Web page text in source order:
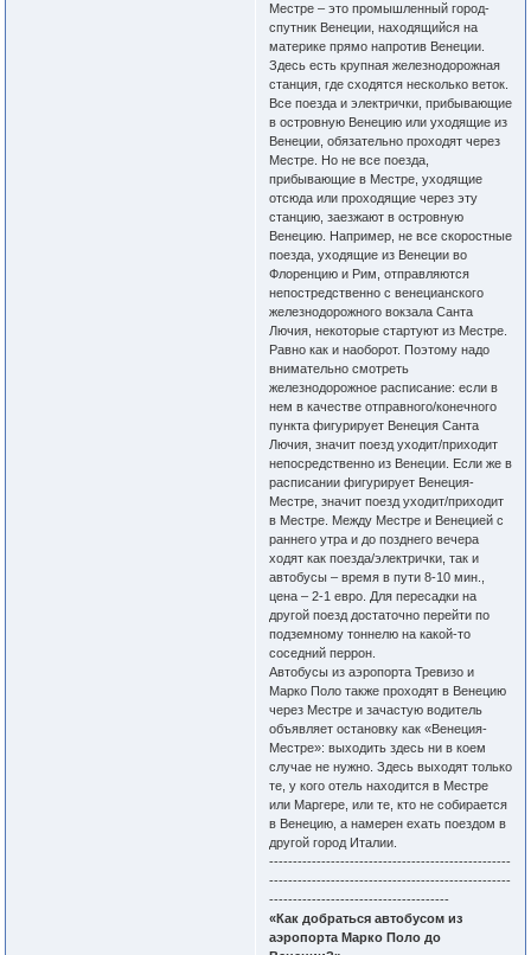
Местре – это промышленный город-
спутник Венеции, находящийся на
материке прямо напротив Венеции.
Здесь есть крупная железнодорожная
станция, где сходятся несколько веток.
Все поезда и электрички, прибывающие
в островную Венецию или уходящие из
Венеции, обязательно проходят через
Местре. Но не все поезда,
прибывающие в Местре, уходящие
отсюда или проходящие через эту
станцию, заезжают в островную
Венецию. Например, не все скоростные
поезда, уходящие из Венеции во
Флоренцию и Рим, отправляются
непостредственно с венецианского
железнодорожного вокзала Санта
Лючия, некоторые стартуют из Местре.
Равно как и наоборот. Поэтому надо
внимательно смотреть
железнодорожное расписание: если в
нем в качестве отправного/конечного
пункта фигурирует Венеция Санта
Лючия, значит поезд уходит/приходит
непосредственно из Венеции. Если же в
расписании фигурирует Венеция-
Местре, значит поезд уходит/приходит
в Местре. Между Местре и Венецией с
раннего утра и до позднего вечера
ходят как поезда/электрички, так и
автобусы – время в пути 8-10 мин.,
цена – 2-1 евро. Для пересадки на
другой поезд достаточно перейти по
подземному тоннелю на какой-то
соседний перрон.
Автобусы из аэропорта Тревизо и
Марко Поло также проходят в Венецию
через Местре и зачастую водитель
объявляет остановку как «Венеция-
Местре»: выходить здесь ни в коем
случае не нужно. Здесь выходят только
те, у кого отель находится в Местре
или Маргере, или те, кто не собирается
в Венецию, а намерен ехать поездом в
другой город Италии.
---------------------------------------------------
---------------------------------------------------
--------------------------------------
«Как добраться автобусом из
аэропорта Марко Поло до